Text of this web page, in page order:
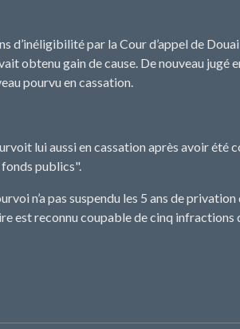
d’inéligibilité par la Cour d’appel de
obtenu gain de cause. De nouveau jugé
pourvu en cassation.
lui aussi en cassation après avoir été
publics".
n’a pas suspendu les 5 ans de
est reconnu coupable de cinq